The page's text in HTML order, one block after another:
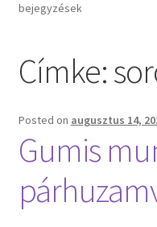
Adatkezelési tájékoztató
Az üveg világa /
Fusingkemence
Hogyan használd a
bejegyzések
Címke:
Posted on augusztus 14,
Gumis